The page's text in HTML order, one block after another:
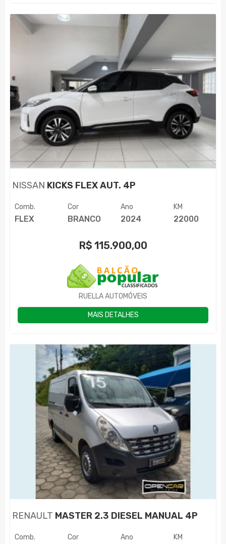
NISSAN KICKS FLEX AUT. 4P
Comb.
FLEX
Cor
BRANCO
Ano
2024
KM
22000
R$ 115.900,00
RUELLA AUTOMÓVEIS
MAIS DETALHES
RENAULT MASTER 2.3 DIESEL MANUAL 4P
Comb. Cor Ano KM